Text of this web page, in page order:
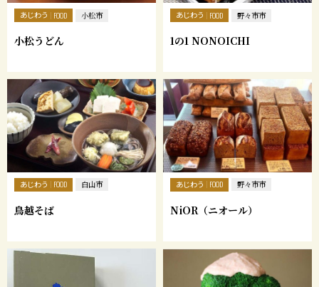
あじわう FOOD 小松市
小松うどん
あじわう FOOD 野々市市
1の1 NONOICHI
あじわう FOOD 白山市
鳥越そば
あじわう FOOD 野々市市
NiOR（ニオール）